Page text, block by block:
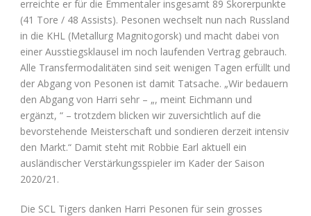
erreichte er für die Emmentaler insgesamt 89 Skorerpunkte
(41 Tore / 48 Assists). Pesonen wechselt nun nach Russland
in die KHL (Metallurg Magnitogorsk) und macht dabei von
einer Ausstiegsklausel im noch laufenden Vertrag gebrauch.
Alle Transfermodalitäten sind seit wenigen Tagen erfüllt und
der Abgang von Pesonen ist damit Tatsache. „Wir bedauern
den Abgang von Harri sehr – „, meint Eichmann und
ergänzt, “ – trotzdem blicken wir zuversichtlich auf die
bevorstehende Meisterschaft und sondieren derzeit intensiv
den Markt.“ Damit steht mit Robbie Earl aktuell ein
ausländischer Verstärkungsspieler im Kader der Saison
2020/21.
Die SCL Tigers danken Harri Pesonen für sein grosses